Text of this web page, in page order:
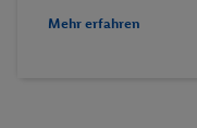
Mehr erfahren